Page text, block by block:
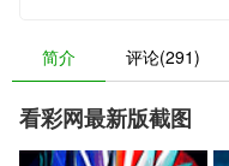
简介 评论(291)
看彩网最新版截图